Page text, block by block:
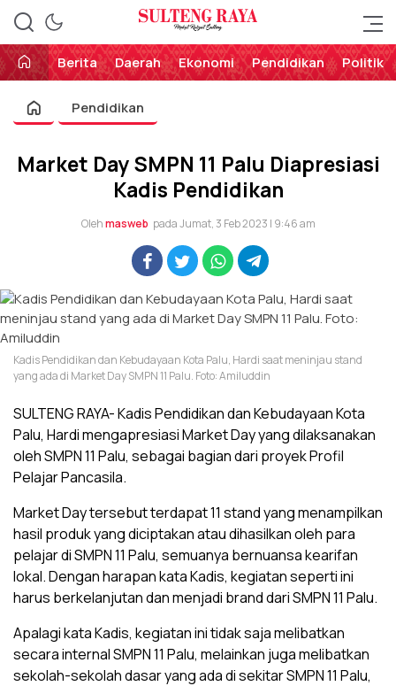
Sulteng Raya
Perekat Rakyat Sulteng
Berita
Daerah Ekonomi Pendidikan Politik
Pendidikan
Market Day SMPN 11 Palu Diapresiasi
Kadis Pendidikan
Olehmasweb pada Jumat, 3 Feb 2023 | 9:46 am
Kadis Pendidikan dan Kebudayaan Kota Palu, Hardi saat meninjau stand
yang ada di Market Day SMPN 11 Palu. Foto: Amiluddin
SULTENG RAYA- Kadis Pendidikan dan Kebudayaan Kota
Palu, Hardi mengapresiasi Market Day yang dilaksanakan
oleh SMPN 11 Palu, sebagai bagian dari proyek Profil
Pelajar Pancasila.
Market Day tersebut terdapat 11 stand yang menampilkan
hasil produk yang diciptakan atau dihasilkan oleh para
pelajar di SMPN 11 Palu, semuanya bernuansa kearifan
lokal. Dengan harapan kata Kadis, kegiatan seperti ini
harus berkelanjutan dan menjadi brand dari SMPN 11 Palu.
Apalagi kata Kadis, kegiatan ini tidak saja melibatkan
secara internal SMPN 11 Palu, melainkan juga melibatkan
sekolah-sekolah dasar yang ada di sekitar SMPN 11 Palu,